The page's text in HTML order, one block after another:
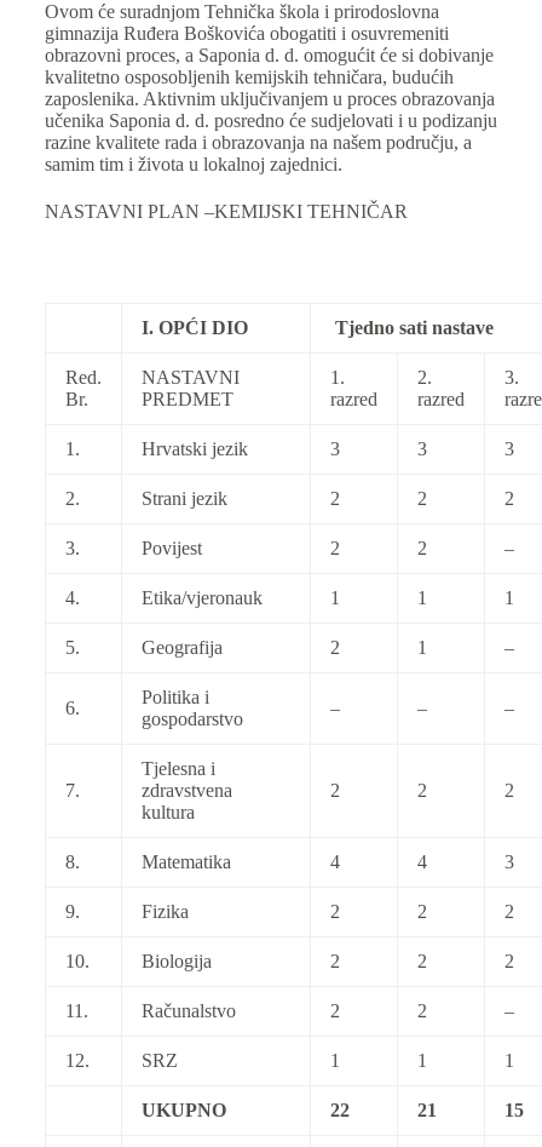
Ovom će suradnjom Tehnička škola i prirodoslovna
gimnazija Ruđera Boškovića obogatiti i osuvremeniti
obrazovni proces, a Saponia d. d. omogućit će si dobivanje
kvalitetno osposobljenih kemijskih tehničara, budućih
zaposlenika. Aktivnim uključivanjem u proces obrazovanja
učenika Saponia d. d. posredno će sudjelovati i u podizanju
razine kvalitete rada i obrazovanja na našem području, a
samim tim i života u lokalnoj zajednici.
NASTAVNI PLAN –KEMIJSKI TEHNIČAR
I. OPĆI DIO Tjedno sati nastave
Red.
Br.
NASTAVNI
PREDMET
1.
razred
2.
razred
3.
1. Hrvatski jezik 3 3 3
2. Strani jezik 2 2 2
3. Povijest 2 2 –
4. Etika/vjeronauk 1 1 1
5. Geografija 2 1 –
6.
Politika i
gospodarstvo
– – –
7.
Tjelesna i
zdravstvena
kultura
2 2 2
8. Matematika 4 4 3
9. Fizika 2 2 2
10. Biologija 2 2 2
11. Računalstvo 2 2 –
12. SRZ 1 1 1
UKUPNO 22 21 15